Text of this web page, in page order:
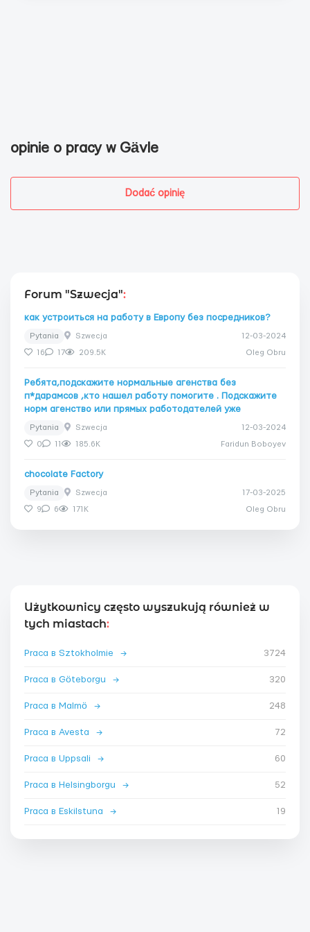
opinie o pracy w Gävle
Dodać opinię
Forum "Szwecja":
как устроиться на работу в Европу без посредников?
Pytania Szwecja 12-03-2024
16 17 209.5K Oleg Obru
Ребята,подскажите нормальные агенства без
п*дарамсов ,кто нашел работу помогите . Подскажите
норм агенство или прямых работодателей уже
Pytania Szwecja 12-03-2024
0 11 185.6K Faridun Boboyev
chocolate Factory
Pytania Szwecja 17-03-2025
9 6 171K Oleg Obru
Użytkownicy często wyszukują również w
tych miastach:
Praca в Sztokholmie → 3724
Praca в Göteborgu → 320
Praca в Malmö → 248
Praca в Avesta → 72
Praca в Uppsali → 60
Praca в Helsingborgu → 52
Praca в Eskilstuna → 19